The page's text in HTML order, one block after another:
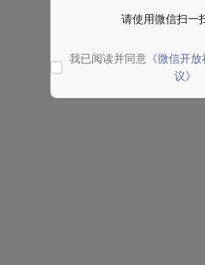
请使用微信扫一
我已阅读并同意 《微信开
议》